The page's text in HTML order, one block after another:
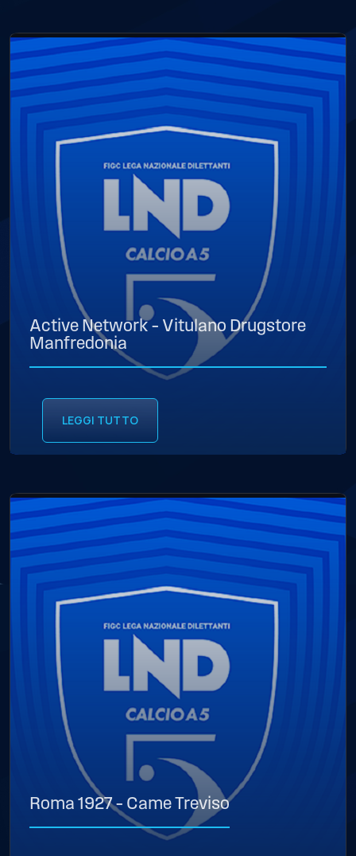
Active Network – Vitulano Drugstore
Manfredonia
LEGGI TUTTO
Roma 1927 – Came Treviso